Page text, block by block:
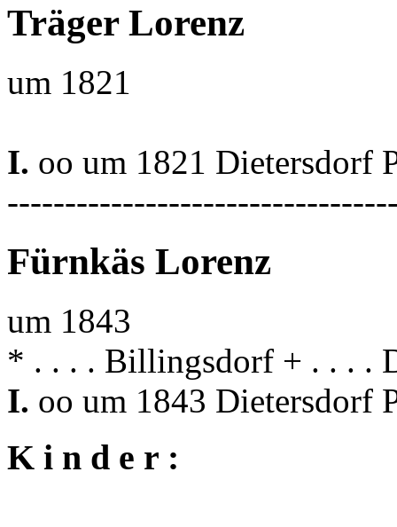
Träger Lorenz
um 1821
I. oo um 1821 Dietersdorf
Fürnkäs Lorenz
um 1843
* . . . . Billingsdorf + . . . .
I. oo um 1843 Dietersdorf
K i n d e r :